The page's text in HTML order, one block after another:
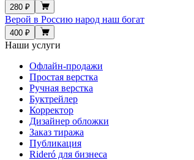
280 ₽
Верой в Россию народ наш богат
400 ₽
Наши услуги
Офлайн-продажи
Простая верстка
Ручная верстка
Буктрейлер
Корректор
Дизайнер обложки
Заказ тиража
Публикация
Rideró для бизнеса